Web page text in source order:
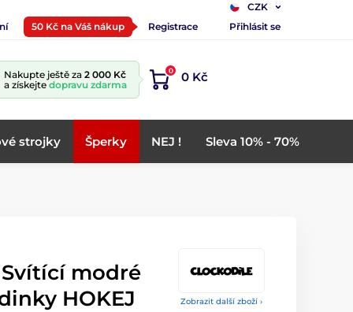
CZK
50 Kč na Váš nákup Registrace Přihlásit se
Nakupte ještě za 2 000 Kč
a získejte dopravu zdarma
0 0 Kč
strojky Šperky NEJ ! Sleva 10% - 70%
Zobrazit další zboží ›
Svítící modré
HOKEJ